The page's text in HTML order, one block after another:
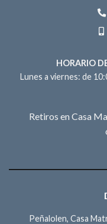
HORARIO
Lunes a viernes: de
Retiros en Casa
Peñalolen, Casa